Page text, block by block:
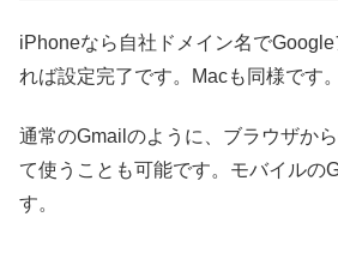
iPhoneなら自社ドメイン名で
れば設定完了です。Macも同様です。
通常のGmailのように、ブラウザか
て使うことも可能です。モバイルの
す。